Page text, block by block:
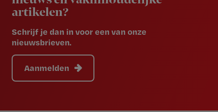
artikelen?
Schrijf je dan in voor een van onze
nieuwsbrieven.
Aanmelden